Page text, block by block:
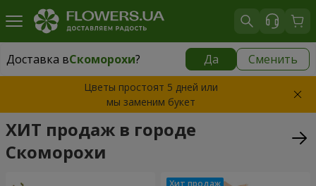
Доставка вСкоморохи? Да Сменить
Доставка вСкоморохи|
Цветы простоят 5 дней или
мы заменим букет
ХИТ продаж в городе
Скоморохи